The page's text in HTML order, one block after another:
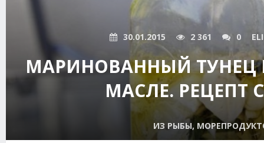
30.01.2015 2 361 0
МАРИНОВАННЫЙ
МАСЛЕ. РЕЦЕПТ
ИЗ РЫБЫ,